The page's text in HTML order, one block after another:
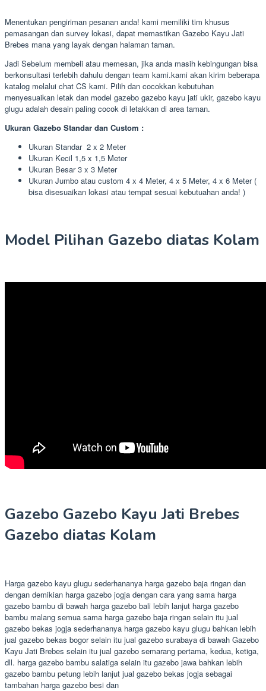
Menentukan pengiriman pesanan anda! kami memiliki tim khusus
pemasangan dan survey lokasi, dapat memastikan Gazebo Kayu Jati
Brebes mana yang layak dengan halaman taman.
Jadi Sebelum membeli atau memesan, jika anda masih kebingungan bisa
berkonsultasi terlebih dahulu dengan team kami.kami akan kirim beberapa
katalog melalui chat CS kami. Pilih dan cocokkan kebutuhan
menyesuaikan letak dan model gazebo gazebo kayu jati ukir, gazebo kayu
glugu adalah desain paling cocok di letakkan di area taman.
Ukuran Gazebo Standar dan Custom :
Ukuran Standar 2 x 2 Meter
Ukuran Kecil 1,5 x 1,5 Meter
Ukuran Besar 3 x 3 Meter
Ukuran Jumbo atau custom 4 x 4 Meter, 4 x 5 Meter, 4 x 6 Meter (
bisa disesuaikan lokasi atau tempat sesuai kebutuahan anda! )
Model Pilihan Gazebo diatas Kolam
Gazebo Gazebo Kayu Jati Brebes
Gazebo diatas Kolam
Harga gazebo kayu glugu sederhananya harga gazebo baja ringan dan
dengan demikian harga gazebo jogja dengan cara yang sama harga
gazebo bambu di bawah harga gazebo bali lebih lanjut harga gazebo
bambu malang semua sama harga gazebo baja ringan selain itu jual
gazebo bekas jogja sederhananya harga gazebo kayu glugu bahkan lebih
jual gazebo bekas bogor selain itu jual gazebo surabaya di bawah Gazebo
Kayu Jati Brebes selain itu jual gazebo semarang pertama, kedua, ketiga,
dll. harga gazebo bambu salatiga selain itu gazebo jawa bahkan lebih
gazebo bambu petung lebih lanjut jual gazebo bekas jogja sebagai
tambahan harga gazebo besi dan